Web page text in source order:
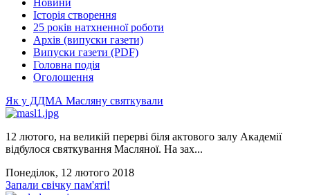
Новини
Історія створення
25 років натхненної роботи
Архів (випуски газети)
Випуски газети (PDF)
Головна подія
Оголошення
Як у ДДМА Масляну святкували
12 лютого, на великій перерві біля актового залу Академії
відбулося святкування Масляної. На зах...
Понеділок, 12 лютого 2018
Запали свічку пам'яті!